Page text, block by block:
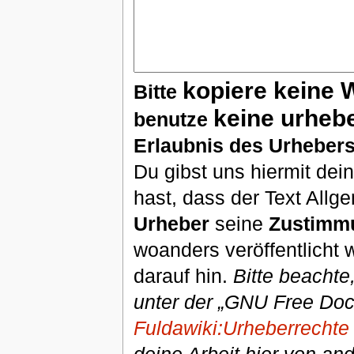
Bitte kopiere keine
benutze keine
Erlaubnis des
Du gibst uns hiermit
hast, dass der Text
Urheberseine
woanders veröffentlicht
darauf hin. Bitte
unter der „GNU Free
Fuldawiki:Urheberrechte